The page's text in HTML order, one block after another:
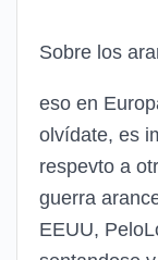
Sobre los
eso en
olvídate, es
respevto a
guerra
EEUU,